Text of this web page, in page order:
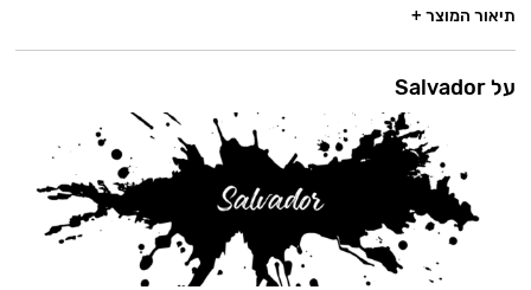
תיאור המוצר +
על Salvador